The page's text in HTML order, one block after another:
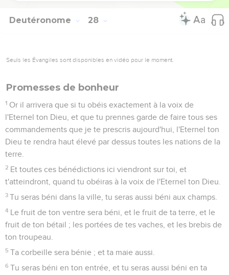
Deutéronome 28
Seuls les Évangiles sont disponibles en vidéo pour le moment.
Promesses de bonheur
1 Or il arrivera que si tu obéis exactement à la voix de
l'Eternel ton Dieu, et que tu prennes garde de faire tous ses
commandements que je te prescris aujourd'hui, l'Eternel ton
Dieu te rendra haut élevé par dessus toutes les nations de la
terre.
2 Et toutes ces bénédictions ici viendront sur toi, et
t'atteindront, quand tu obéiras à la voix de l'Eternel ton Dieu.
3 Tu seras béni dans la ville, tu seras aussi béni aux champs.
4 Le fruit de ton ventre sera béni, et le fruit de ta terre, et le
fruit de ton bétail ; les portées de tes vaches, et les brebis de
ton troupeau.
5 Ta corbeille sera bénie ; et ta maie aussi.
6 Tu seras béni en ton entrée, et tu seras aussi béni en ta